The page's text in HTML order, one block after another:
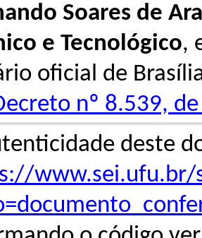
Soares de
e Tecnológico,
oficial de
nº 8.539,
deste
www.sei.ufu.br/